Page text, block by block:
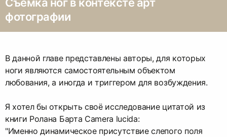
фотографии
В данной главе представлены авторы, для которых
ноги являются самостоятельным объектом
любования, а иногда и триггером для возбуждения.
Я хотел бы открыть своё исследование цитатой из
книги Ролана Барта Camera lucida:
"Именно динамическое присутствие слепого поля